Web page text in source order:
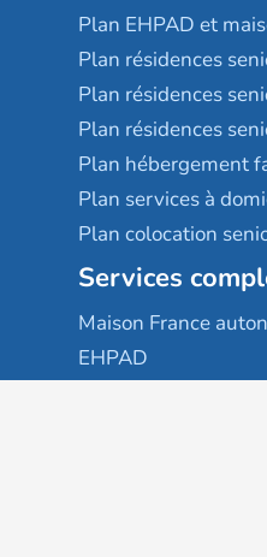
Plan EHPAD et
Plan résidences
Plan résidences
Plan résidences
Plan hébergement
Plan services à
Plan colocation
Services
Maison France
EHPAD